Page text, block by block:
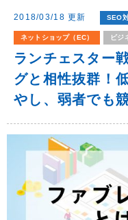
2018/03/18 更新 SEO
ネットショップ（EC） ビジ
ランチェスター
グと相性抜群！
やし、弱者でも